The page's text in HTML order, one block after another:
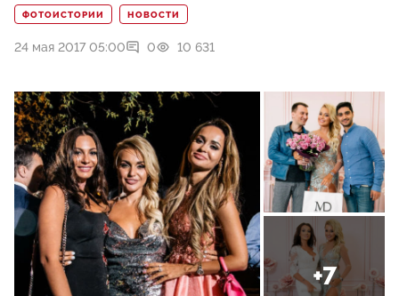
ФОТОИСТОРИИ НОВОСТИ
24 мая 2017 05:00 0 10 631
+7